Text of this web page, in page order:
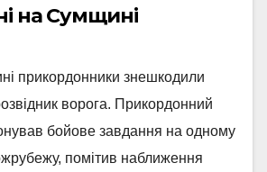
на Сумщині
прикордонники знешкодили
ворога. Прикордонний
бойове завдання на одному
помітив наближення